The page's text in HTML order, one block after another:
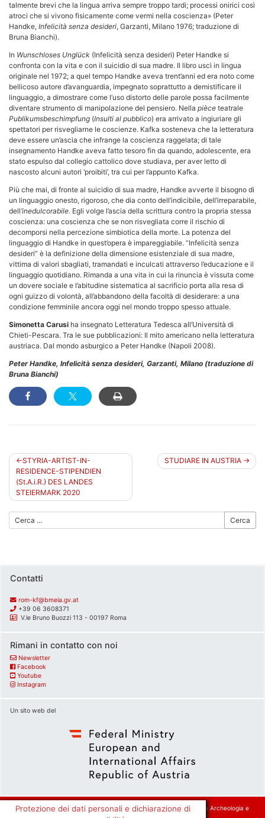
talmente brevi che la lingua arriva sempre troppo tardi; processi onirici così
atroci che si vivono fisicamente come vermi nella coscienza» (Peter
Handke, Infelicità senza desideri, Garzanti, Milano 1976; traduzione di
Bruna Bianchi).
In Wunschloses Unglück (Infelicità senza desideri) Peter Handke si
confronta con la vita e con il suicidio di sua madre. Il libro uscì in lingua
originale nel 1972; a quel tempo Handke aveva trent’anni ed era noto come
bellicoso autore d’avanguardia, impegnato soprattutto a demistificare il
linguaggio, a dimostrare come l’uso distorto delle parole possa facilmente
diventare strumento di manipolazione del pensiero. Nella pièce teatrale
Publikumsbeschimpfung (Insulti al pubblico) era arrivato a ingiuriare gli
spettatori per risvegliarne le coscienze. Kafka sosteneva che la letteratura
deve essere un’ascia che infrange la coscienza raggelata; di tale
insegnamento Handke aveva fatto tesoro fin da quando, adolescente, era
stato espulso dal collegio cattolico dove studiava, per aver letto di
nascosto alcuni autori ‘proibiti’, tra cui per l’appunto Kafka.
Più che mai, di fronte al suicidio di sua madre, Handke avverte il bisogno di
un linguaggio onesto, rigoroso, che dia conto dell’indicibile, dell’irreparabile,
dell’inedulcorabile. Egli volge l’ascia della scrittura contro la propria stessa
coscienza: una coscienza che se non risvegliata corre il rischio di
decomporsi nella percezione simbiotica della morte. La potenza del
linguaggio di Handke in quest’opera è impareggiabile. “Infelicità senza
desideri” è la definizione della dimensione esistenziale di sua madre,
vittima di valori sbagliati, tramandati e inculcati attraverso l’educazione e il
linguaggio quotidiano. Rimanda a una vita in cui la rinuncia è vissuta come
un dovere sociale e l’abitudine sistematica al sacrificio porta alla resa di
ogni guizzo di volontà, all’abbandono della facoltà di desiderare: a una
condizione femminile ancora oggi nel mondo troppo spesso attuale.
Simonetta Carusi ha insegnato Letteratura Tedesca all’Università di
Chieti-Pescara. Tra le sue pubblicazioni: Il mito americano nella letteratura
austriaca. Dal mondo asburgico a Peter Handke (Napoli 2008).
Peter Handke, Infelicità senza desideri, Garzanti, Milano (traduzione di
Bruna Bianchi)
Navigazione
articoli
STYRIA-ARTIST-IN-
RESIDENCE-STIPENDIEN
(St.A.i.R.) DES LANDES
STEIERMARK 2020
STUDIARE IN AUSTRIA
Cerca
Contatti
rom-kf@bmeia.gv.at
+39 06 3608371
V.le Bruno Buozzi 113 - 00197 Roma
Rimani in contatto con noi
Newsletter
Facebook
Youtube
Instagram
Un sito web del
© 2026Forum Austriaco di Cultura Roma | Realizzazione: Andromeda Archeologia e
Protezione dei dati personali e dichiarazione di